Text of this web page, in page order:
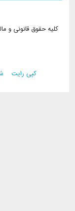
کلیه حقوق قانونی و
کپی رایت